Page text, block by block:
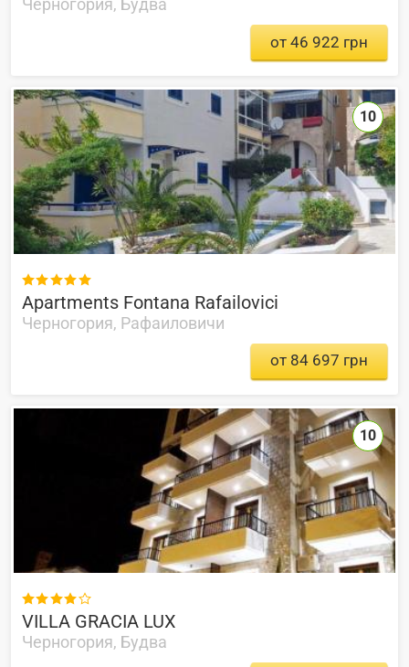
Черногория, Будва
от 46 922 грн

Apartments Fontana Rafailovici
Черногория, Рафаиловичи
10
от 84 697 грн

VILLA GRACIA LUX
Черногория, Будва
10